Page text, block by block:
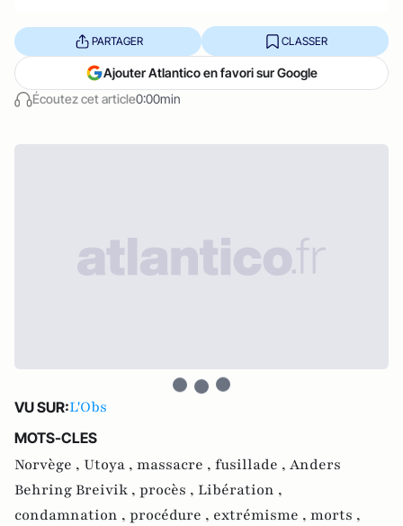
Écoutez cet article0:00min
PARTAGER CLASSER
Ajouter Atlantico en favori sur Google
VU SUR:L'Obs
MOTS-CLES
Norvège , Utoya , massacre , fusillade , Anders
Behring Breivik , procès , Libération ,
condamnation , procédure , extrémisme , morts ,